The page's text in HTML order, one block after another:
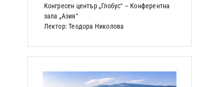
Конгресен център „Глобус“ – Конферентна
зала „Азия“
Лектор: Теодора Николова